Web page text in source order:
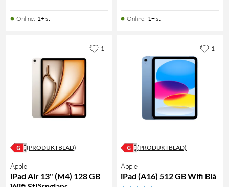
Online: 1+ st Online: 1+ st
(PRODUKTBLAD)
Apple
iPad Air 13" (M4) 128 GB
1
(PRODUKTBLAD)
Apple
iPad (A16) 512 GB Wifi Blå
1